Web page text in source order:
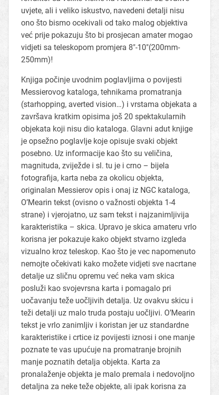
uvjete, ali i veliko iskustvo, navedeni detalji nisu
ono što bismo ocekivali od tako malog objektiva
već prije pokazuju što bi prosjecan amater mogao
vidjeti sa teleskopom promjera 8″-10″(200mm-
250mm)!
Knjiga počinje uvodnim poglavljima o povijesti
Messierovog kataloga, tehnikama promatranja
(starhopping, averted vision…) i vrstama objekata a
završava kratkim opisima još 20 spektakularnih
objekata koji nisu dio kataloga. Glavni adut knjige
je opsežno poglavlje koje opisuje svaki objekt
posebno. Uz informacije kao što su veličina,
magnituda, zviježde i sl. tu je i crno – bijela
fotografija, karta neba za okolicu objekta,
originalan Messierov opis i onaj iz NGC kataloga,
O’Mearin tekst (ovisno o važnosti objekta 1-4
strane) i vjerojatno, uz sam tekst i najzanimljivija
karakteristika – skica. Upravo je skica amateru vrlo
korisna jer pokazuje kako objekt stvarno izgleda
vizualno kroz teleskop. Kao što je vec napomenuto
nemojte očekivati kako možete vidjeti sve nacrtane
detalje uz sličnu opremu već neka vam skica
posluži kao svojevrsna karta i pomagalo pri
uočavanju teže uočljivih detalja. Uz ovakvu skicu i
teži detalji uz malo truda postaju uočljivi. O’Mearin
tekst je vrlo zanimljiv i koristan jer uz standardne
karakteristike i crtice iz povijesti iznosi i one manje
poznate te vas upućuje na promatranje brojnih
manje poznatih detalja objekta. Karta za
pronalaženje objekta je malo premala i nedovoljno
detaljna za neke teže objekte, ali ipak korisna za